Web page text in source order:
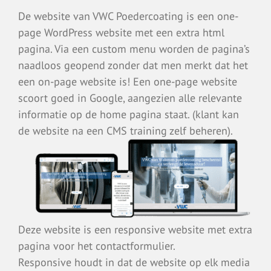
De website van VWC Poedercoating is een one-
page WordPress website met een extra html
pagina. Via een custom menu worden de pagina’s
naadloos geopend zonder dat men merkt dat het
een on-page website is! Een one-page website
scoort goed in Google, aangezien alle relevante
informatie op de home pagina staat. (klant kan
de website na een CMS training zelf beheren).
Deze website is een responsive website met extra
pagina voor het contactformulier.
Responsive houdt in dat de website op elk media